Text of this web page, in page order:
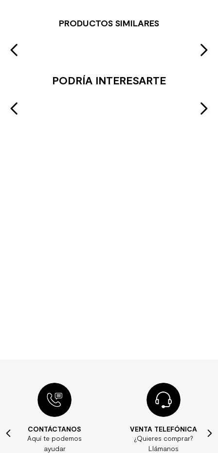
PRODUCTOS SIMILARES
PODRÍA INTERESARTE
CONTÁCTANOS
Aquí te podemos
ayudar
VENTA TELEFÓNICA
¿Quieres comprar?
Llámanos